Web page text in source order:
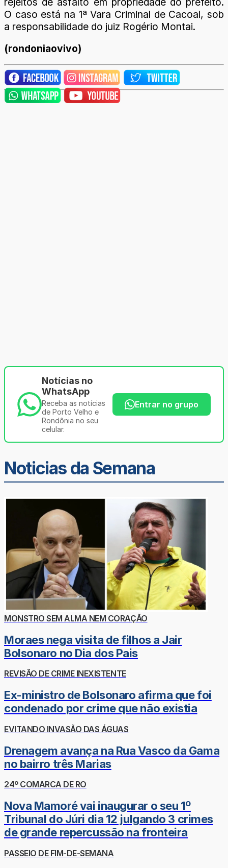
O caso está na 1ª Vara Criminal de Cacoal, sob
a responsabilidade do juiz Rogério Montai.
(rondoniaovivo)
Notícias no
WhatsApp
Receba as notícias
de Porto Velho e
Rondônia no seu
celular.
Entrar no grupo
Noticias da Semana
MONSTRO SEM ALMA NEM CORAÇÃO
Moraes nega visita de filhos a Jair
Bolsonaro no Dia dos Pais
REVISÃO DE CRIME INEXISTENTE
Ex-ministro de Bolsonaro afirma que foi
condenado por crime que não existia
EVITANDO INVASÃO DAS ÁGUAS
Drenagem avança na Rua Vasco da Gama
no bairro três Marias
24º COMARCA DE RO
Nova Mamoré vai inaugurar o seu 1º
Tribunal do Júri dia 12 julgando 3 crimes
de grande repercussão na fronteira
PASSEIO DE FIM-DE-SEMANA